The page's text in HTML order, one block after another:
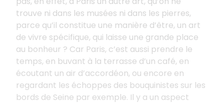
trouve ni dans les musées ni dans les pierres,
parce qu’il constitue une manière d’être, un art
de vivre spécifique, qui laisse une grande place
au bonheur ? Car Paris, c’est aussi prendre le
temps, en buvant à la terrasse d’un café, en
écoutant un air d’accordéon, ou encore en
regardant les échoppes des bouquinistes sur les
bords de Seine par exemple. Il y a un aspect